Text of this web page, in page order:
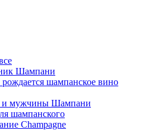
Шампани
рождается шампанское вино
мужчины Шампани
шампанского
Champagne